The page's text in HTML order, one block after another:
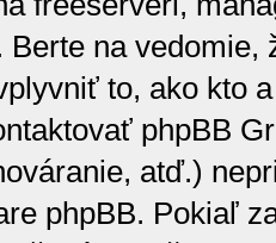
na vedomie,
to, ako kto
phpBB
atď.)
phpBB. Pokiaľ